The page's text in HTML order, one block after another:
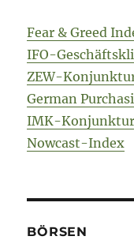
Fear & Greed
IFO-
ZEW-
German
IMK-
Nowcast-Index
BÖRSEN